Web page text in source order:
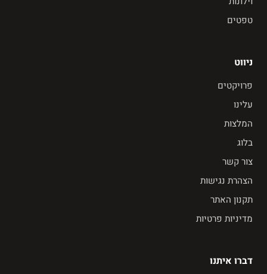
טפטים
ניווט
פרויקטים
עלינו
המלצות
בלוג
צור קשר
הצהרת נגישות
תקנון האתר
מדיניות פרטיות
דברו איתנו